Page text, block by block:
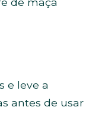
e leve a
antes de usar